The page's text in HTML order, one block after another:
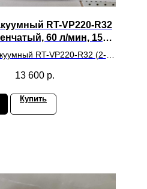
RT-VP220-R32
60 л/мин, 15
4"SAE, R32 Royal Clima
RT-VP220-R32 (2-
R32 Royal Clima
13 600 р.
Купить